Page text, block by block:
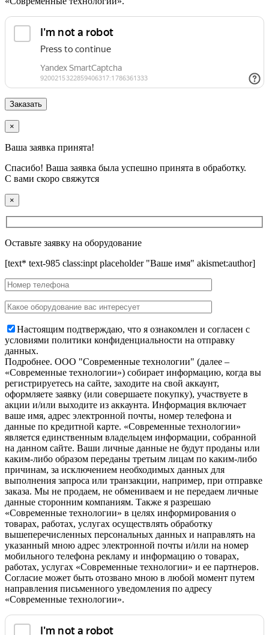
×
Ваша заявка принята!
Спасибо! Ваша заявка была успешно принята в обработку.
С вами скоро свяжутся
×
Оставьте заявку на оборудование
[text* text-985 class:inpt placeholder "Ваше имя" akismet:author]
Настоящим подтверждаю, что я ознакомлен и согласен с
условиями политики конфиденциальности на отправку
данных.
Подробнее. OOO "Современные технологии" (далее –
«Современные технологии») собирает информацию, когда вы
регистрируетесь на сайте, заходите на свой аккаунт,
оформляете заявку (или совершаете покупку), участвуете в
акции и/или выходите из аккаунта. Информация включает
ваше имя, адрес электронной почты, номер телефона и
данные по кредитной карте. «Современные технологии»
является единственным владельцем информации, собранной
на данном сайте. Ваши личные данные не будут проданы или
каким-либо образом переданы третьим лицам по каким-либо
причинам, за исключением необходимых данных для
выполнения запроса или транзакции, например, при отправке
заказа. Мы не продаем, не обмениваем и не передаем личные
данные сторонним компаниям. Также я разрешаю
«Современные технологии» в целях информирования о
товарах, работах, услугах осуществлять обработку
вышеперечисленных персональных данных и направлять на
указанный мною адрес электронной почты и/или на номер
мобильного телефона рекламу и информацию о товарах,
работах, услугах «Современные технологии» и ее партнеров.
Согласие может быть отозвано мною в любой момент путем
направления письменного уведомления по адресу
«Современные технологии».